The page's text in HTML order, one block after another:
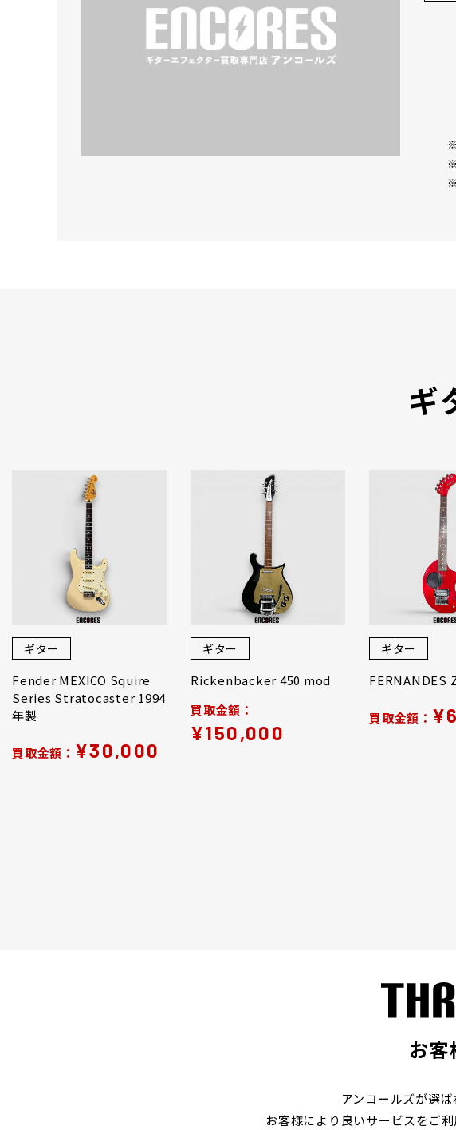
ギ
ギター
Fender MEXICO Squire
Series Stratocaster 1994
年製
買取金額： ¥30,000
ギター
Rickenbacker 450 mod
買取金額：
¥150,000
ギター
FERNANDES
買取金額：
お
アンコールズが選
お客様により良いサービスをご